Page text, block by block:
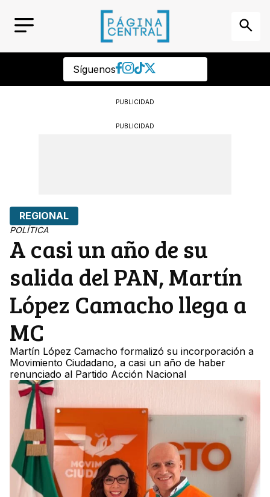
Síguenos
PUBLICIDAD
PUBLICIDAD
REGIONAL
POLÍTICA
A casi un año de su
salida del PAN, Martín
López Camacho llega a
MC
Martín López Camacho formalizó su incorporación a
Movimiento Ciudadano, a casi un año de haber
renunciado al Partido Acción Nacional